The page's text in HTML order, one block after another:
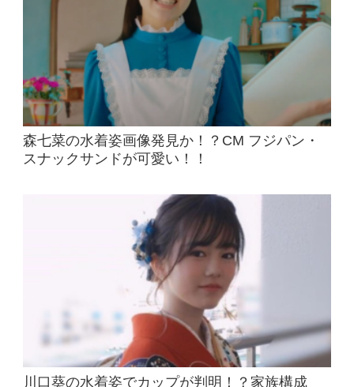
森七菜の水着姿画像発見か！？CM フジパン・
スナックサンドが可愛い！！
川口葵の水着姿でカップが判明！？家族構成